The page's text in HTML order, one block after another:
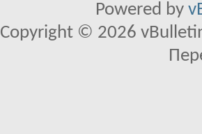
Powered by
Copyright © 2026